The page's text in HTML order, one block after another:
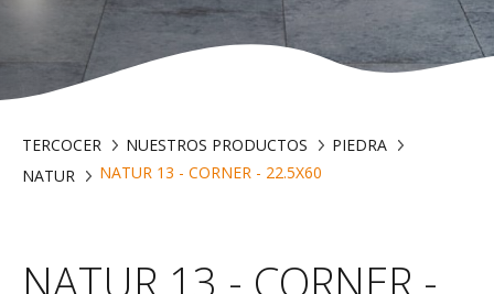
TERCOCER NUESTROS PRODUCTOS
PIEDRA
NATUR
NATUR 13 - CORNER - 22.5X60
NATUR 13 - CORNER -